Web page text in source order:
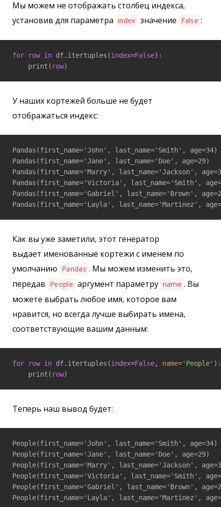
Мы можем не отображать столбец индекса,
установив для параметра index значение False :
for row in df.itertuples(index=False):
    print(
row
У наших кортежей больше не будет
отображаться индекс:
Pandas(first_name='John', last_name='Smith', age=34)
Pandas(first_name='Jane', last_name='Doe', age=29)
Pandas(first_name='Marry', last_name='Jackson',
Pandas(first_name='Victoria', last_name='Smith',
Pandas(first_name='Gabriel', last_name='Brown',
Как вы уже заметили, этот генератор
выдает именованные кортежи с именем по
умолчанию Pandas . Мы можем изменить это,
передав People аргумент параметру name . Вы
можете выбрать любое имя, которое вам
нравится, но всегда лучше выбирать имена,
соответствующие вашим данным:
for row in df.itertuples(index=False, name='People' ):
    print(
row
Теперь наш вывод будет:
People(first_name='John', last_name='Smith', age=34)
People(first_name='Jane', last_name='Doe', age=29)
People(first_name='Marry', last_name='Jackson',
People(first_name='Victoria', last_name='Smith',
People(first_name='Gabriel', last_name='Brown',